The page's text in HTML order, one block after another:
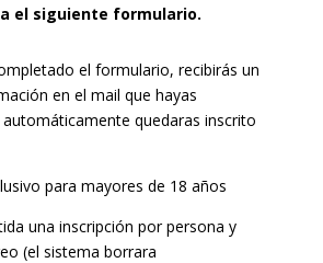
el siguiente formulario.
el formulario, recibirás un
en el mail que hayas
quedaras inscrito
para mayores de 18 años
una inscripción por persona y
(el sistema borrara